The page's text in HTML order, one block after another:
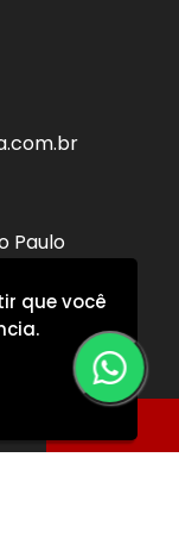
Paulo
que você